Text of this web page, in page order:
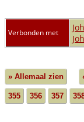
Verbonden met
» Allemaal zien
355 356 357